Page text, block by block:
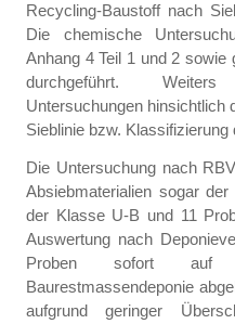
Recycling-Baustoff nach
Die chemische
Anhang 4 Teil 1 und 2 sowie
durchgeführt.
Untersuchungen hinsichtlich
Sieblinie bzw.
Die Untersuchung nach
Absiebmaterialien sogar
der Klasse U-B und 11
Auswertung nach
Proben sofort auf
Baurestmassendeponie
aufgrund geringer